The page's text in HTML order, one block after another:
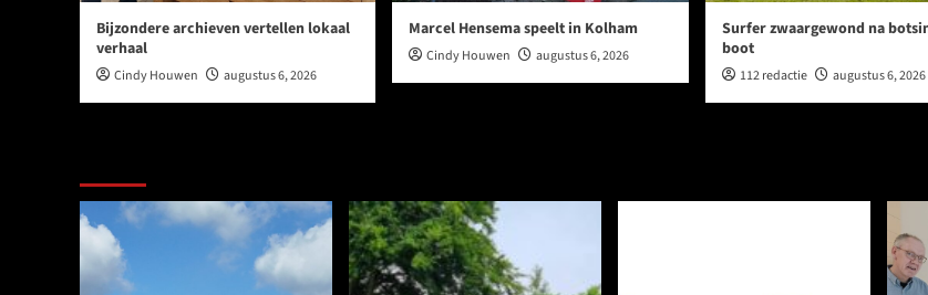
Bijzondere archieven vertellen lokaal
verhaal
Cindy Houwen augustus 6, 2026
Marcel Hensema speelt in Kolham
Cindy Houwen augustus 6, 2026
Surfer zwaargewond na
boot
112 redactie augustus 6, 2026